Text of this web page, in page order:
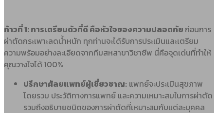
ก้าวที่ 1: การเตรียมตัวที่ดี คือหัวใจของความปลอดภัยก่อนการ
ผ่าตัดกระเพาะลดน้ำหนัก ทุกท่านจะได้รับการประเมินและเตรียม
ความพร้อมอย่างละเอียดจากทีมสหสาขาวิชาชีพ นี่คือจุดเด่นที่ทำให้
คุณวางใจได้ 100%
ปรึกษาศัลยแพทย์ผู้เชี่ยวชาญ: แพทย์จะประเมินสุขภาพ
โดยรวม ประวัติทางการแพทย์ และความเหมาะสมในการผ่าตัด
รวมถึงอธิบายชนิดของการผ่าตัดที่เหมาะสมกับแต่ละบุคคล